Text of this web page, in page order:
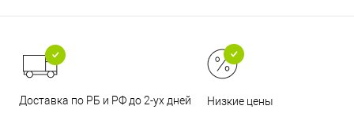
Доставка по РБ и РФ до 2-ух дней Низкие цены